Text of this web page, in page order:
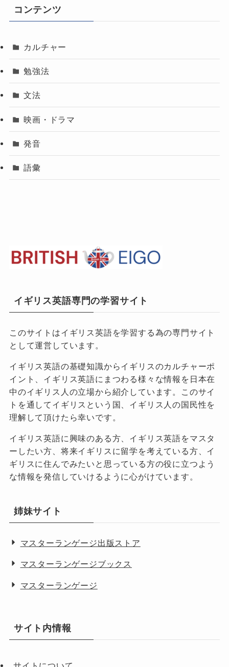
コンテンツ
カルチャー
勉強法
文法
映画・ドラマ
発音
語彙
イギリス英語専門の学習サイト
このサイトはイギリス英語を学習する為の専門サイト
として運営しています。
イギリス英語の基礎知識からイギリスのカルチャーポ
イント、イギリス英語にまつわる様々な情報を日本在
中のイギリス人の立場から紹介しています。このサイ
トを通してイギリスという国、イギリス人の国民性を
理解して頂けたら幸いです。
イギリス英語に興味のある方、イギリス英語をマスタ
ーしたい方、将来イギリスに留学を考えている方、イ
ギリスに住んでみたいと思っている方の役に立つよう
な情報を発信していけるように心がけています。
姉妹サイト
マスターランゲージ出版ストア
マスターランゲージブックス
マスターランゲージ
サイト内情報